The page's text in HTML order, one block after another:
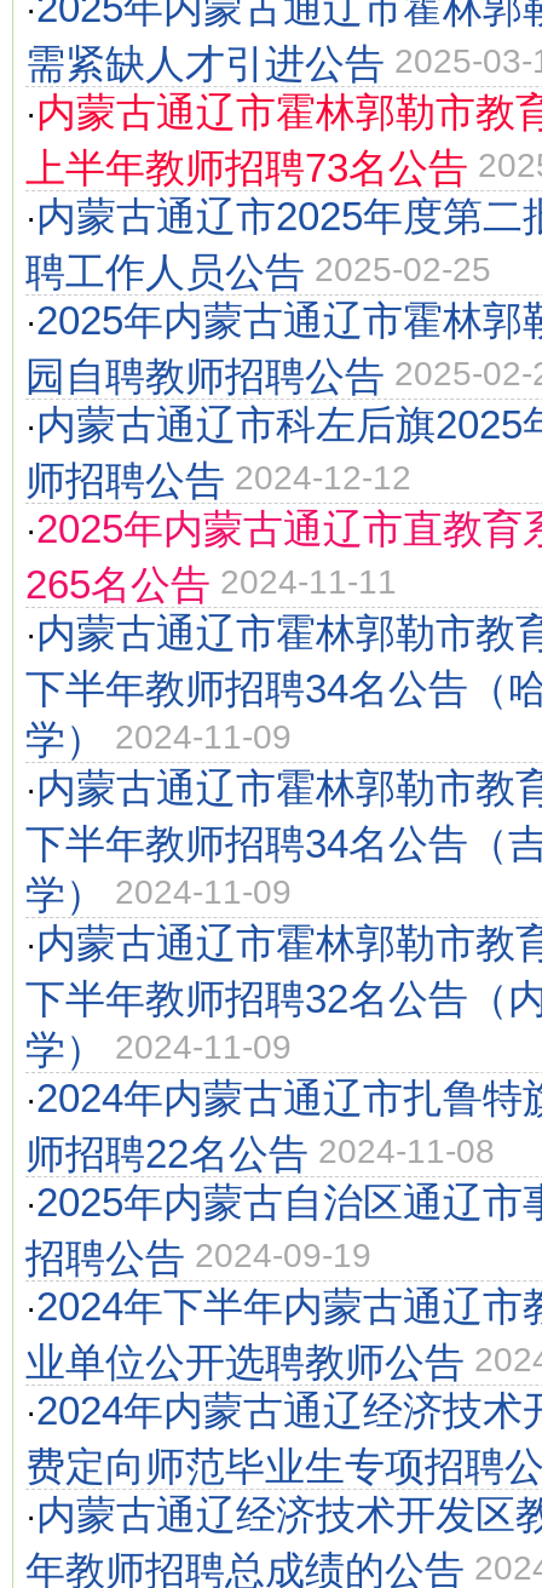
·
需紧缺人才引进公告 2025-03-
·内蒙古通辽市霍林郭勒市教
上半年教师招聘73名公告
·内蒙古通辽市2025年度第二
聘工作人员公告 2025-02-25
·2025年内蒙古通辽市霍林郭
园自聘教师招聘公告 2025-02-
·内蒙古通辽市科左后旗2025
师招聘公告 2024-12-12
·2025年内蒙古通辽市直教育
265名公告 2024-11-11
·内蒙古通辽市霍林郭勒市教
下半年教师招聘34名公告（
学）
2024-11-09
·内蒙古通辽市霍林郭勒市教
下半年教师招聘34名公告（
学）
2024-11-09
·内蒙古通辽市霍林郭勒市教
下半年教师招聘32名公告（
学）
2024-11-09
·2024年内蒙古通辽市扎鲁特
师招聘22名公告 2024-11-08
·2025年内蒙古自治区通辽市
招聘公告 2024-09-19
·2024年下半年内蒙古通辽市
业单位公开选聘教师公告
·2024年内蒙古通辽经济技术
费定向师范毕业生专项招聘
·内蒙古通辽经济技术开发区
年教师招聘总成绩的公告